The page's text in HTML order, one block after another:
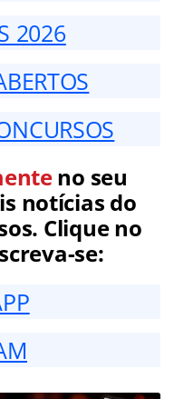
2026
no seu
notícias do
Clique no
se: